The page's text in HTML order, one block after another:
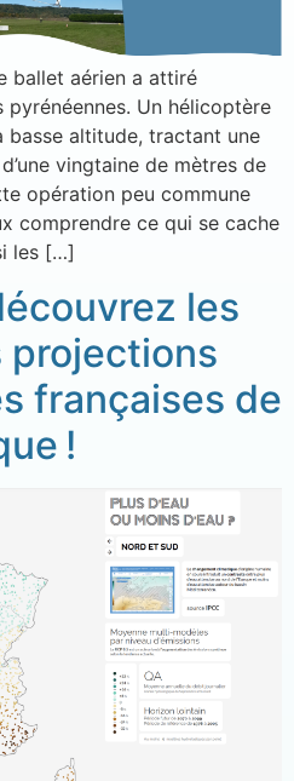
ballet aérien a attiré
pyrénéennes. Un hélicoptère
basse altitude, tractant une
vingtaine de mètres de
opération peu commune
comprendre ce qui se cache
les […]
les
projections
françaises de
!